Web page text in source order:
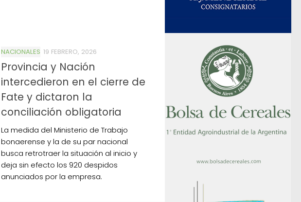
NACIONALES 19 FEBRERO, 2026
Provincia y Nación
intercedieron en el cierre de
Fate y dictaron la
conciliación obligatoria
La medida del Ministerio de Trabajo
bonaerense y la de su par nacional
busca retrotraer la situación al inicio y
deja sin efecto los 920 despidos
anunciados por la empresa.